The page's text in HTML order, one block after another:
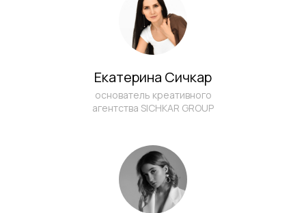
Екатерина Сичкар
основатель креативного
агентства SICHKAR GROUP